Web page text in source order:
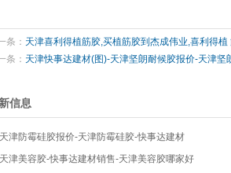
条： 天津喜利得植筋胶,买植筋胶到杰成伟业,喜利得植
条： 天津快事达建材(图)-天津坚朗耐候胶报价-天津坚
信息
天津防霉硅胶报价-天津防霉硅胶-快事达建材
天津美容胶-快事达建材销售-天津美容胶哪家好